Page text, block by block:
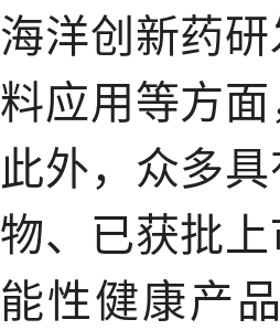
海洋创新药
料应用等方
此外，众多
物、已获批
能性健康产